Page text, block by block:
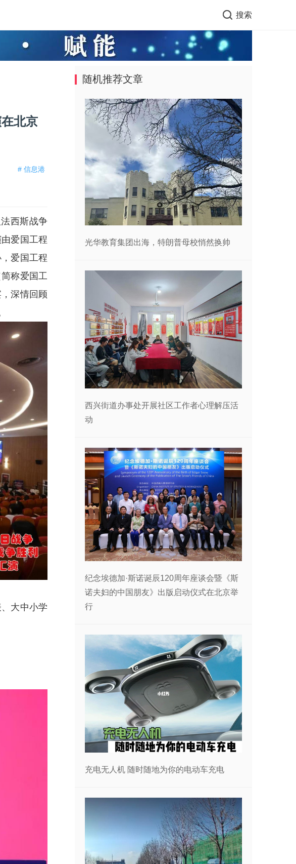
搜索
北京
# 信息港
西斯战争
爱国工程
爱国工程
称爱国工
深情回顾
大中小学
随机推荐文章
光华教育集团出海，特朗普母校悄然换帅
西兴街道办事处开展社区工作者心理解压活
动​
纪念埃德加·斯诺诞辰120周年座谈会暨《斯
诺夫妇的中国朋友》出版启动仪式在北京举
行
充电无人机 随时随地为你的电动车充电